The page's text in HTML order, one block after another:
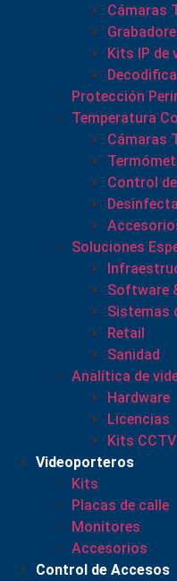
Cámaras
Kits IP de
Protección
Temperatura
Cámaras
Control
Soluciones
Software
Sistemas
Retail
Sanidad
Analítica de
Hardware
Licencias
Kits CCTV
Videoporteros
Kits
Placas de calle
Monitores
Accesorios
Control de Accesos